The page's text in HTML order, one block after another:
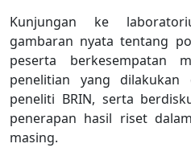
Kunjungan ke
gambaran nyata tentang
peserta berkesempatan
penelitian yang
peneliti BRIN, serta
penerapan hasil riset
masing.